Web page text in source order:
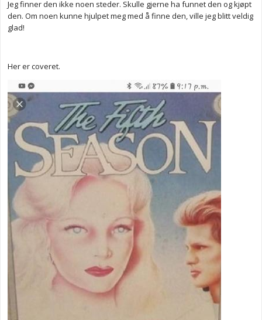
Jeg finner den ikke noen steder. Skulle gjerne ha funnet den og kjøpt
den. Om noen kunne hjulpet meg med å finne den, ville jeg blitt veldig
glad!
Her er coveret.